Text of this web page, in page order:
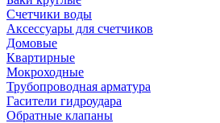
Счетчики воды
Аксессуары для счетчиков
Домовые
Квартирные
Мокроходные
Трубопроводная арматура
Гасители гидроудара
Обратные клапаны